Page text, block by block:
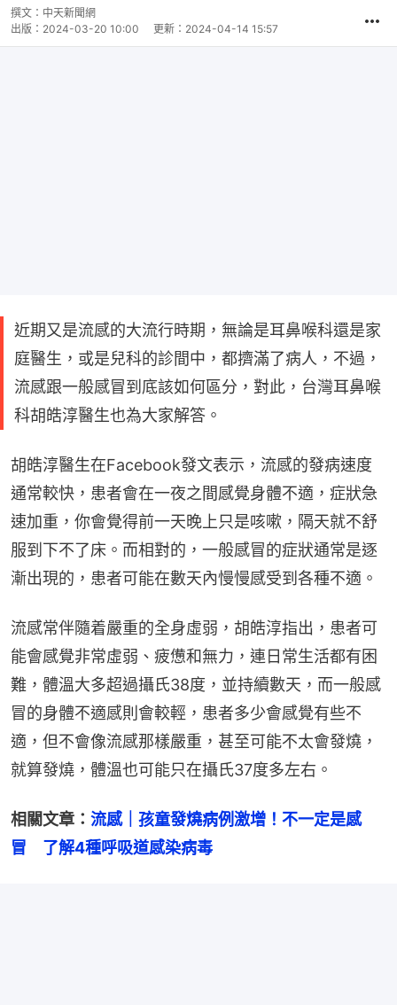
撰文： 中天新聞網
出版： 2024-03-20 10:00 更新： 2024-04-14 15:57
近期又是流感的大流行時期，無論是耳鼻喉科還是家
庭醫生，或是兒科的診間中，都擠滿了病人，不過，
流感跟一般感冒到底該如何區分，對此，台灣耳鼻喉
科胡皓淳醫生也為大家解答。
胡皓淳醫生在Facebook發文表示，流感的發病速度
通常較快，患者會在一夜之間感覺身體不適，症狀急
速加重，你會覺得前一天晚上只是咳嗽，隔天就不舒
服到下不了床。而相對的，一般感冒的症狀通常是逐
漸出現的，患者可能在數天內慢慢感受到各種不適。
流感常伴隨着嚴重的全身虛弱，胡皓淳指出，患者可
能會感覺非常虛弱、疲憊和無力，連日常生活都有困
難，體溫大多超過攝氏38度，並持續數天，而一般感
冒的身體不適感則會較輕，患者多少會感覺有些不
適，但不會像流感那樣嚴重，甚至可能不太會發燒，
就算發燒，體溫也可能只在攝氏37度多左右。
相關文章： 流感｜孩童發燒病例激增！不一定是感
冒　了解4種呼吸道感染病毒